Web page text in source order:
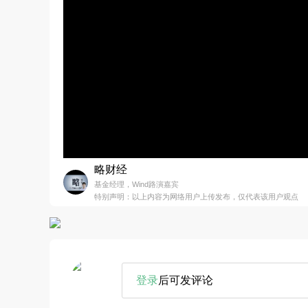
略财经
基金经理，Wind路演嘉宾
特别声明：以上内容为网络用户上传发布，仅代表该用户观点
登录后可发评论